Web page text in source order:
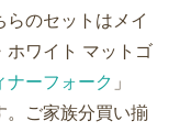
のセットはメイ
ホワイト マットゴ
ナーフォーク 」
。ご家族分買い揃